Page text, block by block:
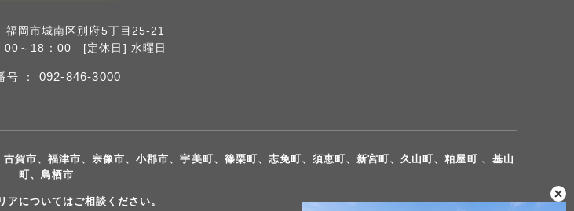
岡市城南区別府5丁目25-21
00～18：00 [定休日] 水曜日
号 ： 092-846-3000
賀市、福津市、宗像市、小郡市、宇美町、篠栗町、志免町、須恵町、新宮町、久山町、粕屋町 、基山
町、鳥栖市
アについてはご相談ください。